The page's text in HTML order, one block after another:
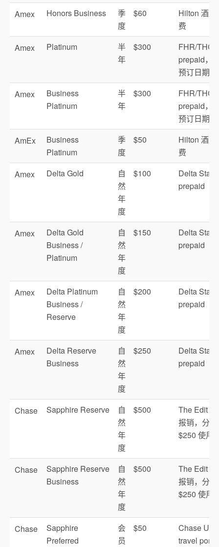
Amex Honors Business
季
度
$60
Hilton 酒店
费
Amex
Platinum
半
年
$300
FHR/THC
prepaid，
预订日期
Amex
Business
Platinum
半
年
$300
FHR/THC
prepaid，
预订日期
AmEx
Business
Platinum
季
度
$50
Hilton 酒店
费
Amex
Delta Gold
自
然
年
度
$100
Delta Stays
prepaid
Amex
Delta Gold
Business /
Platinum
自
然
年
度
$150
Delta Stays
prepaid
Amex
Delta Platinum
Business /
Reserve
自
然
年
度
$200
Delta Stays
prepaid
Amex
Delta Reserve
Business
自
然
年
度
$250
Delta Stays
prepaid
Chase Sapphire Reserve
自
然
年
度
$500
The Edit
报销，分
$250 使用
Chase
Sapphire Reserve
Business
自
然
年
度
$500
The Edit
报销，分
$250 使用
Chase
Sapphire
Preferred
会
员
$50
Chase UR
travel portal